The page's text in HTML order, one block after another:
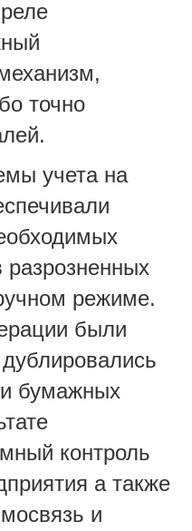
точно
учета на
разрозненных
режиме.
были
бумажных
контроль
а также
и